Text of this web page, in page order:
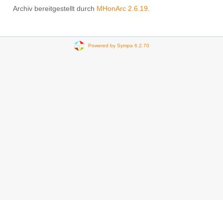
Archiv bereitgestellt durch MHonArc 2.6.19
Powered by Sympa 6.2.70